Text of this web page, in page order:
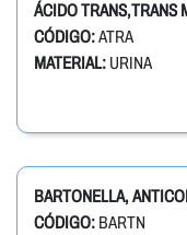
ÁCIDO TRANS,TRANS
CÓDIGO:ATRA
MATERIAL: URINA
BARTONELLA,
CÓDIGO: BARTN